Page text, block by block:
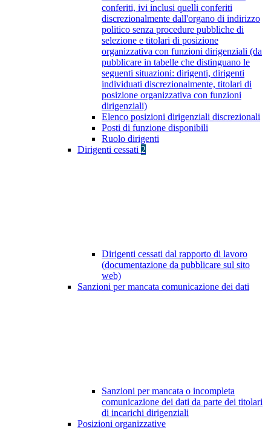
conferiti, ivi inclusi quelli conferiti
discrezionalmente dall'organo di indirizzo
politico senza procedure pubbliche di
selezione e titolari di posizione
organizzativa con funzioni dirigenziali (da
pubblicare in tabelle che distinguano le
seguenti situazioni: dirigenti, dirigenti
individuati discrezionalmente, titolari di
posizione organizzativa con funzioni
dirigenziali)
Elenco posizioni dirigenziali discrezionali
Posti di funzione disponibili
Ruolo dirigenti
Dirigenti cessati 2
Dirigenti cessati dal rapporto di lavoro
(documentazione da pubblicare sul sito
web)
Sanzioni per mancata comunicazione dei dati
Sanzioni per mancata o incompleta
comunicazione dei dati da parte dei titolari
di incarichi dirigenziali
Posizioni organizzative